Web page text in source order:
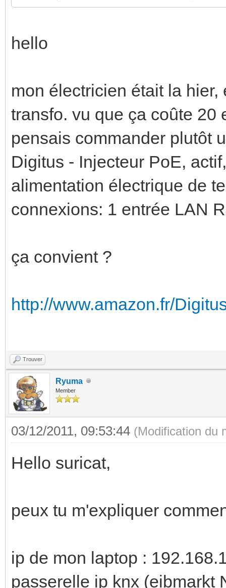
hello
mon électricien était la
transfo. vu que ça coûte 20
pensais commander plutôt
Digitus - Injecteur PoE,
alimentation électrique de
connexions: 1 entrée LAN
ça convient ?
http://www.amazon.fr/
Trouver
Ryuma
Member
03/12/2011, 09:53:44 (Modification du
Hello suricat,
peux tu m'expliquer
ip de mon laptop :
passerelle ip knx (eibmarkt